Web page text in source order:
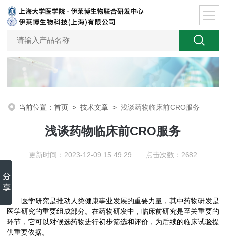
当前位置：首页 >技术文章 >浅谈药物临床前CRO服务
浅谈药物临床前CRO服务
更新时间：2023-12-09 15:49:29 点击次数：2682
医学研究是推动人类健康事业发展的重要力量，其中药物研发是
医学研究的重要组成部分。在药物研发中，临床前研究是至关重要的
环节，它可以对候选药物进行初步筛选和评价，为后续的临床试验提
供重要依据。